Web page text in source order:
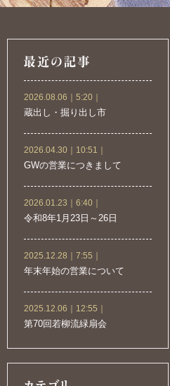
2026.08.06｜5:20｜
蔵出し・掘り出し市
2026.04.30｜10:51｜
GWの営業につきまして
2026.01.23｜6:40｜
令和8年1月23日～26日
2025.12.28｜7:55｜
年末年始の営業について
2025.12.06｜12:55｜
第70回若柳流緑扇会